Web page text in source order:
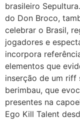
brasileiro
do Don Broco,
celebrar o Brasil,
jogadores e
incorpora
elementos que
inserção de um riff
berimbau, que
presentes na
Ego Kill Talent